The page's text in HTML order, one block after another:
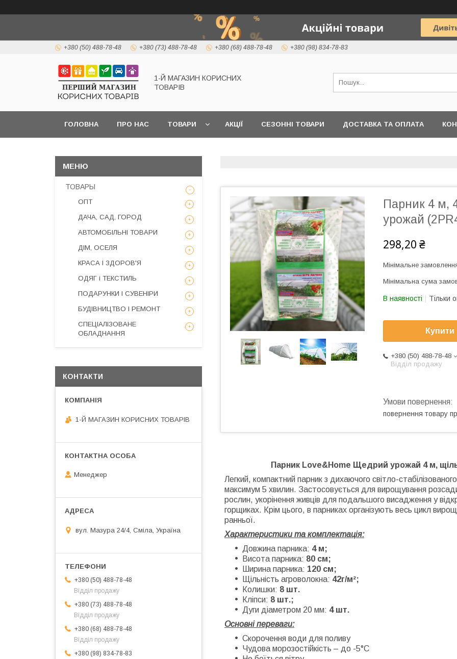
+380 (50) 488-78-48 +380 (73) 488-78-48 +380 (68) 488-78-48 +380 (98) 834-78-83
1-Й МАГАЗИН КОРИСНИХ
ТОВАРІВ
ГОЛОВНА ПРО НАС ТОВАРИ АКЦІЇ СЕЗОННІ ТОВАРИ ДОСТАВКА ТА ОПЛАТА
Парник 4 м,
урожай
298,20 ₴
Мінімальне
Мінімальна сума
В наявності Тільки
Купити
+380 (50) 488-78-48
Відділ продажу
повернення товару
Парник Love&Home Щедрий урожай 4 м,
Легкий, компактний парник з дихаючого світло-
максимум 5 хвилин. Застосовується для вирощування
рослин, укорінення живців для подальшого висадження у
горщиках. Крім цього, в парниках організують весь цикл
ранньої.
Характеристики та комплектація:
Довжина парника: 4 м;
Висота парника: 80 см;
Ширина парника: 120 см;
Щільність агроволокна: 42г/м²;
Колишки: 8 шт.
Кліпси: 8 шт.;
Дуги діаметром 20 мм: 4 шт.
Основні переваги:
Скорочення води для поливу
Чудова морозостійкість – до -5°С
ТОВАРЫ
ОПТ
ДАЧА, САД, ГОРОД
АВТОМОБІЛЬНІ ТОВАРИ
ДІМ, ОСЕЛЯ
КРАСА І ЗДОРОВ'Я
ОДЯГ і ТЕКСТИЛЬ
ПОДАРУНКИ І СУВЕНІРИ
БУДІВНИЦТВО І РЕМОНТ
СПЕЦІАЛІЗОВАНЕ
ОБЛАДНАННЯ
КОНТАКТИ
1-Й МАГАЗИН КОРИСНИХ ТОВАРІВ
Менеджер
вул. Мазура 24/4, Сміла, Україна
+380 (50) 488-78-48
Відділ продажу
+380 (73) 488-78-48
Відділ продажу
+380 (68) 488-78-48
Відділ продажу
+380 (98) 834-78-83